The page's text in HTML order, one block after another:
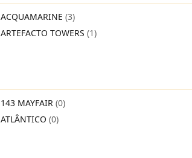
ACQUAMARINE (3)
ARTEFACTO TOWERS (1)
143 MAYFAIR (0)
ATLÂNTICO (0)